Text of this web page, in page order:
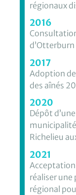
régionaux
2016
d’Otterburn
2017
Adoption
des aînés
2020
Dépôt
Richelieu
2021
Acceptation
réaliser une
régional